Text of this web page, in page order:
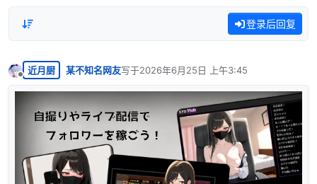
登录后回复
离线
近月厨 某不知名网友写于2026年6月25日 上午3:45
最后由 编辑